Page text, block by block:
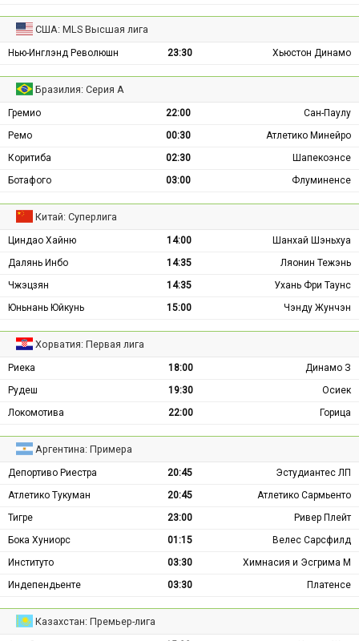
США: MLS Высшая лига
Нью-Инглэнд Революшн 23:30 Хьюстон Динамо
Бразилия: Серия А
Гремио 22:00
Сан-Паулу
Ремо
00:30
Атлетико Минейро
Коритиба
02:30
Шапекоэнсе
Ботафого
03:00 Флуминенсе
Китай: Суперлига
Циндао Хайню 14:00
Шанхай Шэньхуа
Далянь Инбо
14:35
Ляонин Тежэнь
Чжэцзян
14:35
Ухань Фри Таунс
Юньнань Юйкунь
15:00 Чэнду Жунчэн
Хорватия: Первая лига
Риека 18:00
Динамо З
Рудеш
19:30
Осиек
Локомотива
22:00 Горица
Аргентина: Примера
Депортиво Риестра 20:45
Эстудиантес ЛП
Атлетико Тукуман
20:45
Атлетико Сармьенто
Тигре
23:00
Ривер Плейт
Бока Хуниорс
01:15
Велес Сарсфилд
Институто
03:30
Химнасия и Эсгрима М
Индепендьенте
03:30 Платенсе
Казахстан: Премьер-лига